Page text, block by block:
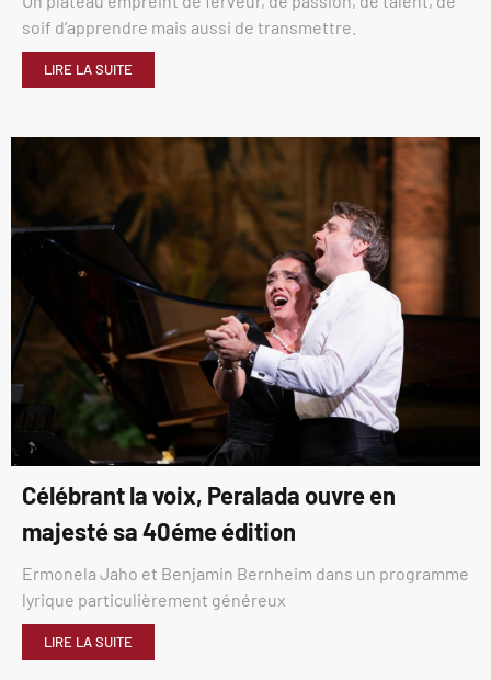
soif d’apprendre mais aussi de transmettre.
LIRE LA SUITE
Célébrant la voix, Peralada ouvre en
majesté sa 40éme édition
Ermonela Jaho et Benjamin Bernheim dans un programme
lyrique particulièrement généreux
LIRE LA SUITE